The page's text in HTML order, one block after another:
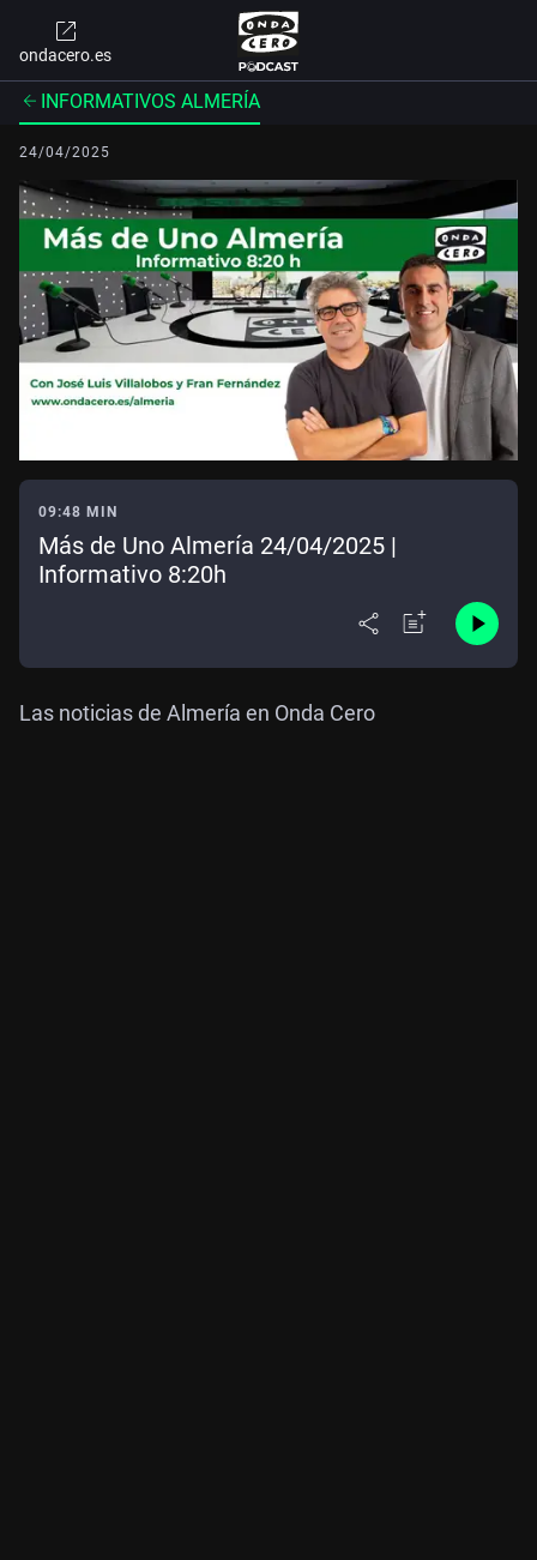
ondacero.es
INFORMATIVOS ALMERÍA
24/04/2025
09:48 MIN
Más de Uno Almería 24/04/2025 |
Informativo 8:20h
Las noticias de Almería en Onda Cero